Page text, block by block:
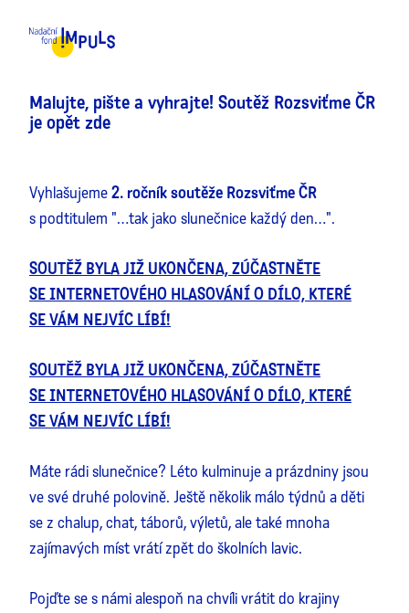
Malujte, pište a vyhrajte! Soutěž Rozsviťme ČR
je opět zde
Vyhlašujeme2. ročník soutěže Rozsviťme ČR
s podtitulem "…tak jako slunečnice každý den…".
SOUTĚŽ BYLA JIŽ UKONČENA, ZÚČASTNĚTE
SE INTERNETOVÉHO HLASOVÁNÍ O DÍLO, KTERÉ
SE VÁM NEJVÍC LÍBÍ!
SOUTĚŽ BYLA JIŽ UKONČENA, ZÚČASTNĚTE
SE INTERNETOVÉHO HLASOVÁNÍ O DÍLO, KTERÉ
SE VÁM NEJVÍC LÍBÍ!
Máte rádi slunečnice? Léto kulminuje a prázdniny jsou
ve své druhé polovině. Ještě několik málo týdnů a děti
se z chalup, chat, táborů, výletů, ale také mnoha
zajímavých míst vrátí zpět do školních lavic.
Pojďte se s námi alespoň na chvíli vrátit do krajiny